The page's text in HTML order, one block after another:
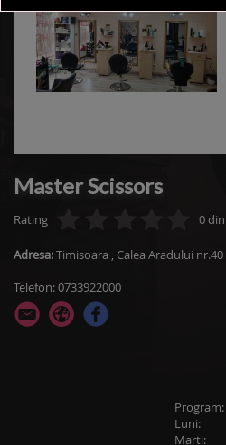
Master Scissors
Rating 0din
Adresa:Timisoara , Calea Aradului nr.40
Telefon: 0733922000
Program:
Luni:
Marti: